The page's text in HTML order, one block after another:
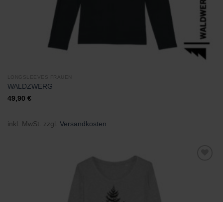
WALDZWERG
49,90 €
inkl. MwSt. zzgl. Versandkosten